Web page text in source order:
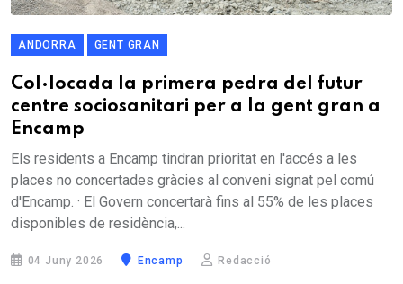
ANDORRA GENT GRAN
Col·locada la primera pedra del futur
centre sociosanitari per a la gent gran a
Encamp
Els residents a Encamp tindran prioritat en l'accés a les
places no concertades gràcies al conveni signat pel comú
d'Encamp. · El Govern concertarà fins al 55% de les places
disponibles de residència,...
04 Juny 2026 Encamp Redacció